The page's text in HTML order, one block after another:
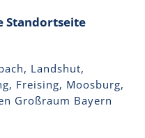
Standortseite
Landshut,
Freising, Moosburg,
Großraum Bayern